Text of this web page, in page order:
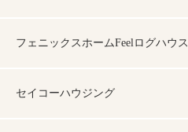
フェニックスホームFeelログハウス
セイコーハウジング